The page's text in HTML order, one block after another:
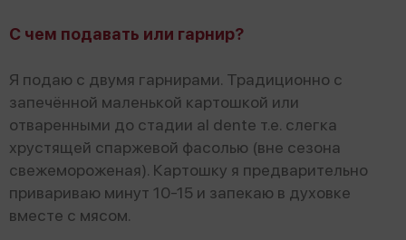
С чем подавать или гарнир?
Я подаю с двумя гарнирами. Традиционно с
запечённой маленькой картошкой или
отваренными до стадии al dente т.е. слегка
хрустящей спаржевой фасолью (вне сезона
свежемороженая). Картошку я предварительно
привариваю минут 10-15 и запекаю в духовке
вместе с мясом.